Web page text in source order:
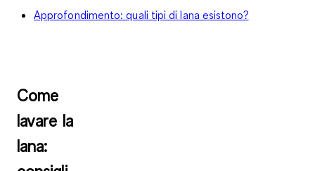
Approfondimento: quali tipi di lana esistono?
Come
lavare la
lana: